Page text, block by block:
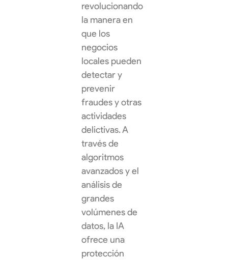
revolucionando
la manera en
que los
negocios
locales pueden
detectar y
prevenir
fraudes y otras
actividades
delictivas. A
través de
algoritmos
avanzados y el
análisis de
grandes
volúmenes de
datos, la IA
ofrece una
protección